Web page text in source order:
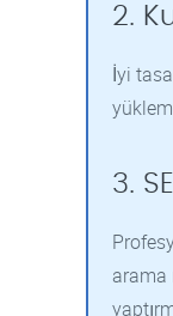
2.
İyi
3.
arama